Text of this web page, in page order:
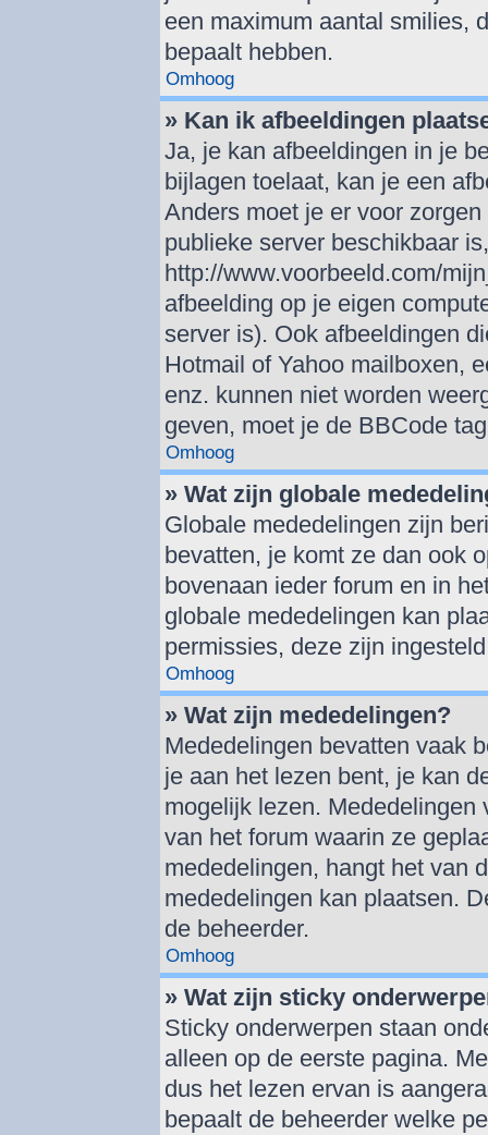
een maximum aantal smilies,
bepaalt hebben.
Omhoog
» Kan ik afbeeldingen
Ja, je kan afbeeldingen in je
bijlagen toelaat, kan je een
Anders moet je er voor
publieke server beschikbaar
http://www.voorbeeld.com/
afbeelding op je eigen
server is). Ook afbeeldingen
Hotmail of Yahoo mailboxen,
enz. kunnen niet worden
geven, moet je de BBCode
Omhoog
» Wat zijn globale
Globale mededelingen zijn
bevatten, je komt ze dan ook
bovenaan ieder forum en in
globale mededelingen kan
permissies, deze zijn
Omhoog
» Wat zijn mededelingen?
Mededelingen bevatten vaak
je aan het lezen bent, je kan
mogelijk lezen.
van het forum waarin ze
mededelingen, hangt het van
mededelingen kan plaatsen.
de beheerder.
Omhoog
» Wat zijn sticky
Sticky onderwerpen staan
alleen op de eerste pagina.
dus het lezen ervan is
bepaalt de beheerder welke